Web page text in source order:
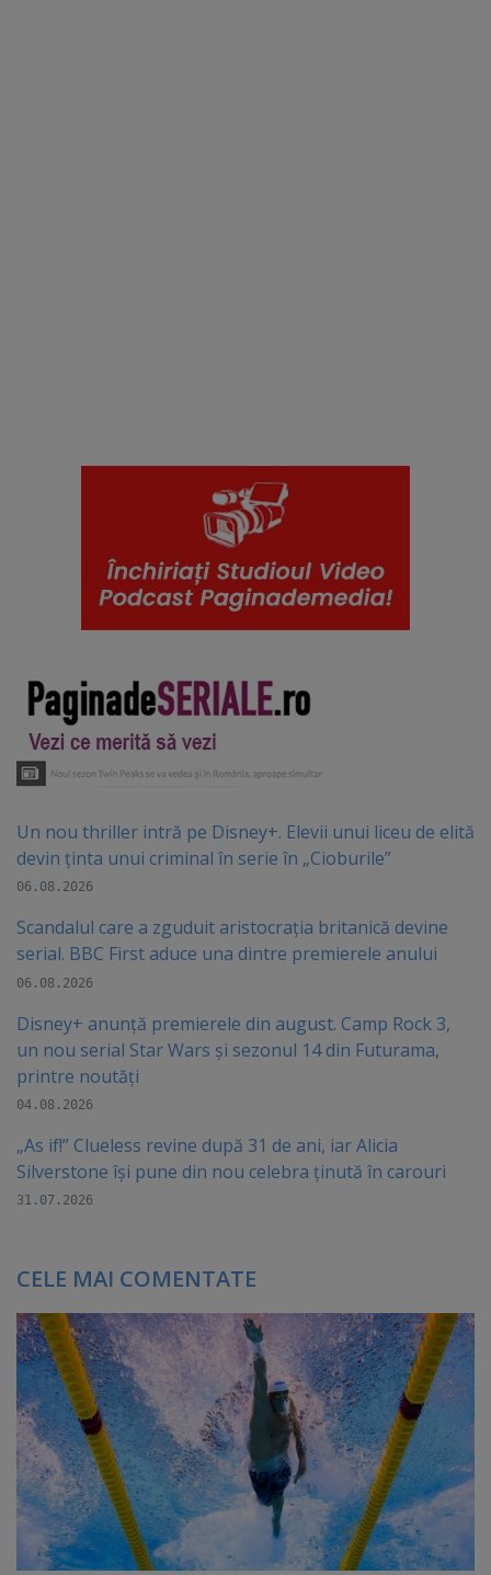
Un nou thriller intră pe Disney+. Elevii unui liceu de elită
devin ținta unui criminal în serie în „Cioburile”
06.08.2026
Scandalul care a zguduit aristocrația britanică devine
serial. BBC First aduce una dintre premierele anului
06.08.2026
Disney+ anunță premierele din august. Camp Rock 3,
un nou serial Star Wars și sezonul 14 din Futurama,
printre noutăți
04.08.2026
„As if!” Clueless revine după 31 de ani, iar Alicia
Silverstone își pune din nou celebra ținută în carouri
31.07.2026
CELE MAI COMENTATE